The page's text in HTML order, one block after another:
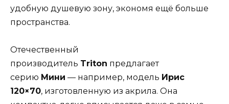
удобную душевую зону, экономя ещё больше
пространства.
Отечественный
производитель Triton предлагает
серию Мини — например, модель Ирис
120×70, изготовленную из акрила. Она